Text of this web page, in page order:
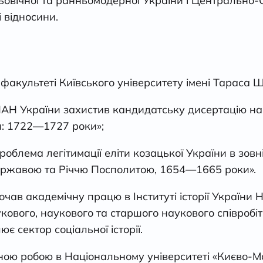
Київського університету імені
України захистив кандидатську дисертацію
1722—1727 роки»;
легітимації еліти козацької України в
та Річчю Посполитою, 1654—1665 роки».
академічну працю в Інституті історії
наукового та старшого наукового
соціальної історії.
робою в Національному університеті «Києво-